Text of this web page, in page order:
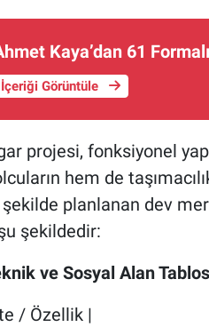
Kaya’dan 61
İçeriği Görüntüle
projesi, fonksiyonel
hem de
planlanan dev
şekildedir:
ve Sosyal Alan
/ Özellik |